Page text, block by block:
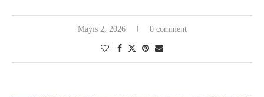
Mayıs 2, 2026 0 comment